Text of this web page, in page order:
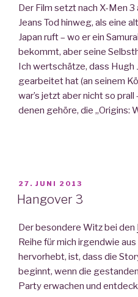
Der Film setzt nach X-Men
Jeans Tod hinweg, als eine
Japan ruft – wo er ein
bekommt, aber seine
Ich wertschätze, dass Hugh
gearbeitet hat (an seinem
war’s jetzt aber nicht so prall
denen gehöre, die „Origins:
VERÖFFENTLICHT
AM
27. JUNI 2013
Hangover 3
Der besondere Witz bei den
Reihe für mich irgendwie
hervorhebt, ist, dass die
beginnt, wenn die
Party erwachen und